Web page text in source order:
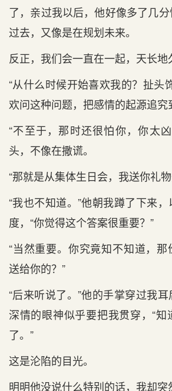
了，亲过我以后，他好像多了几
过去，又像是在规划未来。
反正，我们会一直在一起，天长地
“从什么时候开始喜欢我的？扯头
欢问这种问题，把感情的起源追究
“不至于，那时还很怕你，你太
头，不像在撒谎。
“那就是从集体生日会，我送你礼
“我也不知道。”他朝我蹲了下来
度，“你觉得这个答案很重要？”
“当然重要。你究竟知不知道，
送给你的？”
“后来听说了。”他的手掌穿过我耳
深情的眼神似乎要把我贯穿，“
了。”
这是沦陷的目光。
明明他没说什么特别的话，我却突